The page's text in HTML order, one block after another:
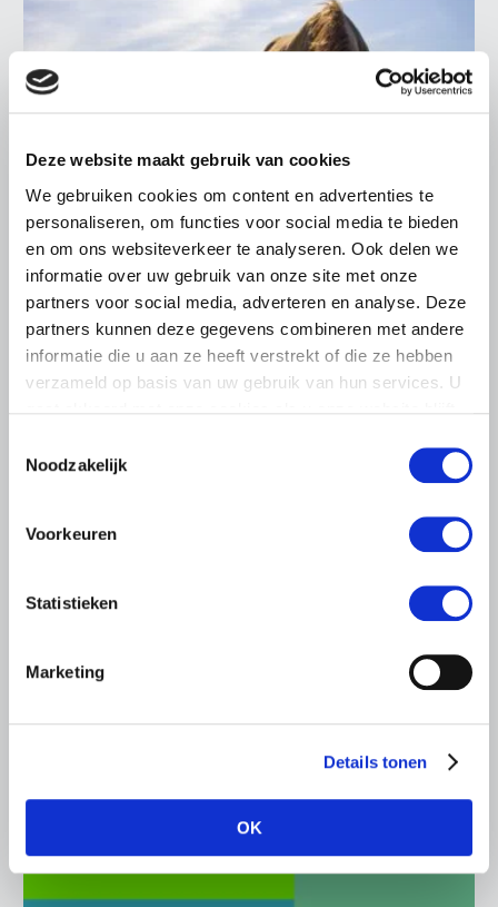
Deze website maakt gebruik van cookies
We gebruiken cookies om content en advertenties te
personaliseren, om functies voor social media te bieden
en om ons websiteverkeer te analyseren. Ook delen we
informatie over uw gebruik van onze site met onze
partners voor social media, adverteren en analyse. Deze
partners kunnen deze gegevens combineren met andere
informatie die u aan ze heeft verstrekt of die ze hebben
verzameld op basis van uw gebruik van hun services. U
Noodzakelijk
Voorkeuren
Statistieken
Marketing
Details tonen
OK
ALGEMENE INFORMATIE
28 JULI 2026
Warmere zomers, meer aandacht
Warme zomerdagen vragen steeds meer aandacht van
paardenhouders. Het voorkomen van hittestress is geen
Lees meer